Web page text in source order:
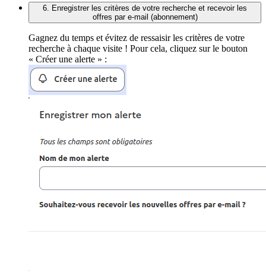
6. Enregistrer les critères de votre recherche et recevoir les
offres par e-mail (abonnement)
Gagnez du temps et évitez de ressaisir les critères de votre
recherche à chaque visite ! Pour cela, cliquez sur le bouton
« Créer une alerte » :